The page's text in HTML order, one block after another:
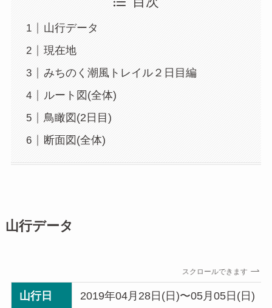
山行データ
現在地
みちのく潮風トレイル２日目編
ルート図(全体)
鳥瞰図(2日目)
断面図(全体)
山行データ
スクロールできます
山行日 2019年04月28日(日)〜05月05日(日)